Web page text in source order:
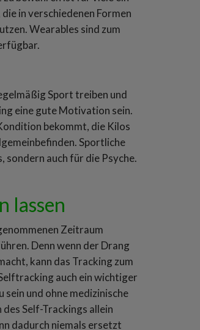
in verschiedenen Formen
Wearables sind zum
Sport treiben und
eine gute Motivation sein.
bekommt, die Kilos
Sportliche
auch für die Psyche.
lassen
Zeitraum
Denn wenn der Drang
kann das Tracking zum
auch ein wichtiger
und ohne medizinische
Self-Trackings allein
dadurch niemals ersetzt